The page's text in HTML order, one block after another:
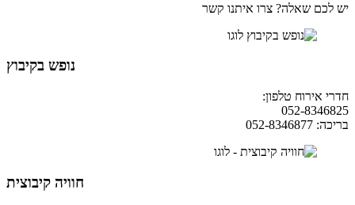
יש לכם שאלה? צרו איתנו קשר
נופש בקיבוץ
חדרי אירוח טלפון:
052-8346825
בריכה: 052-8346877
חוויה קיבוצית